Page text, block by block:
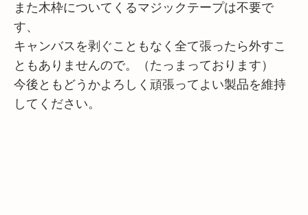
また木枠についてくるマジックテープは不要で
す、
キャンバスを剥ぐこともなく全て張ったら外すこ
ともありませんので。（たっまっております）
今後ともどうかよろしく頑張ってよい製品を維持
してください。